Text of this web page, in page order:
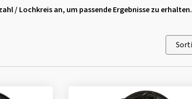
/ Lochkreis an, um passende Ergebnisse zu erhalten.